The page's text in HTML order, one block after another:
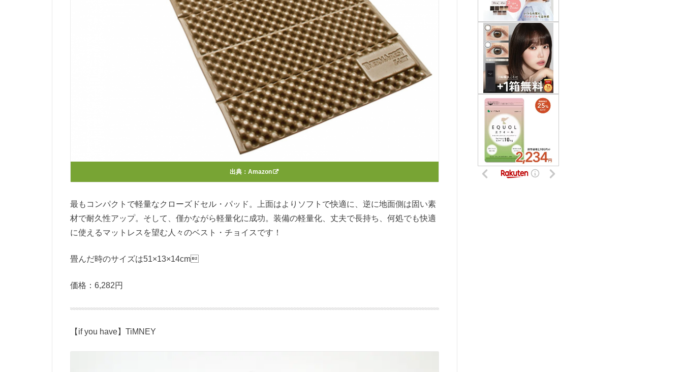
出典： Amazon
最もコンパクトで軽量なクローズドセル・パッド。上面はよりソフトで快適に、逆に地面側は固い素
材で耐久性アップ。そして、僅かながら軽量化に成功。装備の軽量化、丈夫で長持ち、何処でも快適
に使えるマットレスを望む人々のベスト・チョイスです！
畳んだ時のサイズは51×13×14cm
価格：6,282円
【if you have】TiMNEY